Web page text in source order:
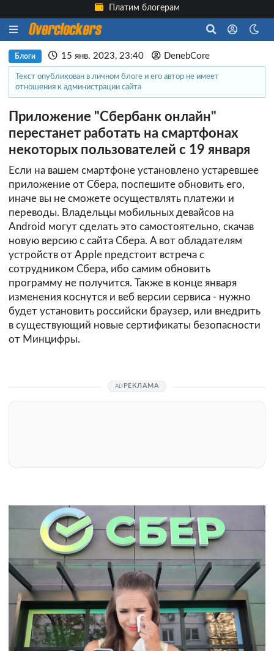
Платим блогерам
Блоги 15 янв. 2023, 23:40 DenebCore
Текст опубликован в личном блоге и его автор не имеет
отношения к администрации сайта
Приложение "Сбербанк онлайн"
перестанет работать на смартфонах
некоторых пользователей с 19 января
Если на вашем смартфоне установлено устаревшее
приложение от Сбера, поспешите обновить его,
иначе вы не сможете осуществлять платежи и
переводы. Владельцы мобильных девайсов на
Android могут сделать это самостоятельно, скачав
новую версию с сайта Сбера. А вот обладателям
устройств от Apple предстоит встреча с
сотрудником Сбера, ибо самим обновить
программу не получится. Также в конце января
изменения коснутся и веб версии сервиса - нужно
будет установить российски браузер, или внедрить
в существующий новые сертификаты безопасности
от Минцифры.
РЕКЛАМА